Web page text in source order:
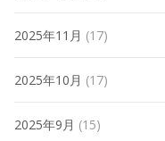
2025年11月 (17)
2025年10月 (17)
2025年9月 (15)